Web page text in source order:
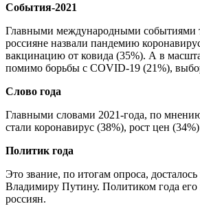
События-2021
Главными международными событиями
россияне назвали пандемию
вакцинацию от ковида (35%). А в
помимо борьбы с COVID-19 (21%),
Слово года
Главными словами 2021-года, по
стали коронавирус (38%), рост цен
Политик года
Это звание, по итогам опроса,
Владимиру Путину. Политиком года его
россиян.